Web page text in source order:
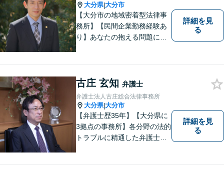
大分県|大分市
【大分市の地域密着型法律事
務所】【民間企業勤務経験あ
り】あなたの抱える問題に、
もに対応可！お気軽にご相談
ください。【英語対応◎】
詳細を見
る
古庄 玄知 弁護士
弁護士法人古庄総合法律事務所
大分県|大分市
【弁護士歴35年】【大分県に
3拠点の事務所】各分野の法的
トラブルに精通した弁護士で
詳細を見
る